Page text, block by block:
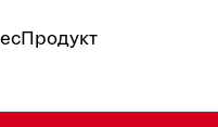
Продукт